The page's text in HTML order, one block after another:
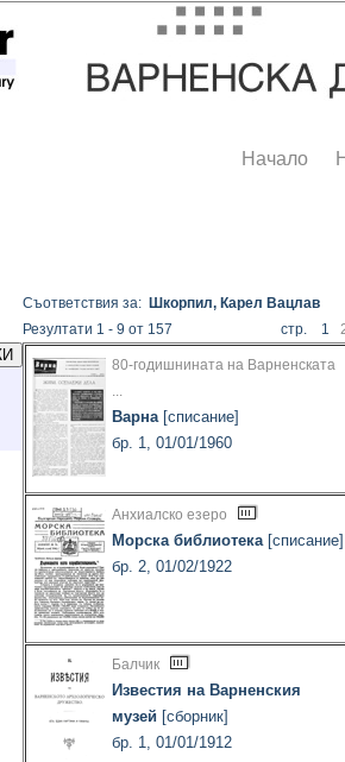
Начало
Съответствия за: Шкорпил, Карел Вацлав
Резултати 1 - 9 от 157
стр. 1
80-годишнината на Варненската
...
Варна[списание]
бр. 1, 01/01/1960
Анхиалско езеро
Морска библиотека[списание]
бр. 2, 01/02/1922
Балчик
Известия на Варненския
музей [сборник]
бр. 1, 01/01/1912